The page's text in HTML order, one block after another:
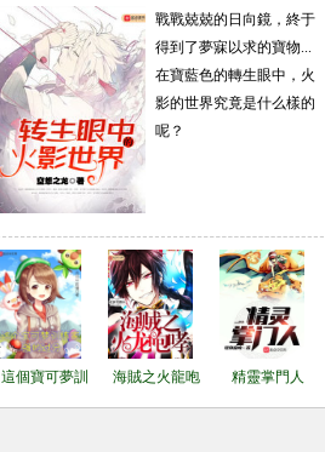
戰戰兢兢的日向鏡，終于
得到了夢寐以求的寶物...
在寶藍色的轉生眼中，火
影的世界究竟是什么樣的
呢？
這個寶可夢訓 海賊之火龍咆 精靈掌門人